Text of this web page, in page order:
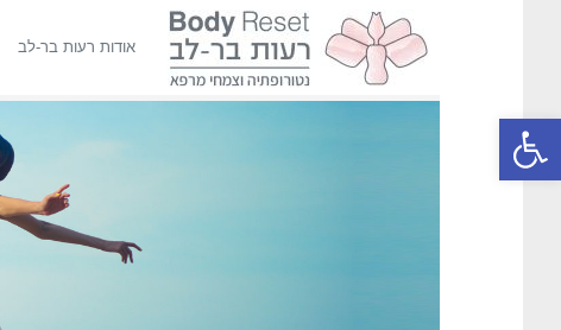
פתח סרגל נגישות
אודות רעות בר-לב